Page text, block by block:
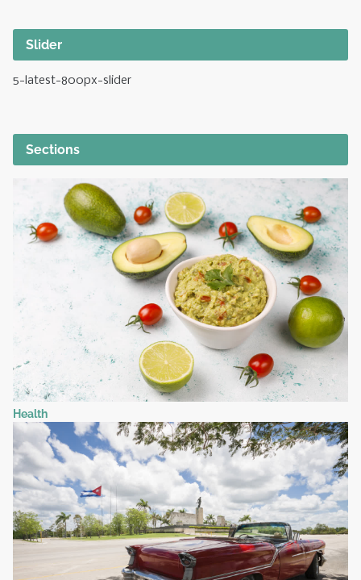
Slider
5-latest-800px-slider
Sections
Health